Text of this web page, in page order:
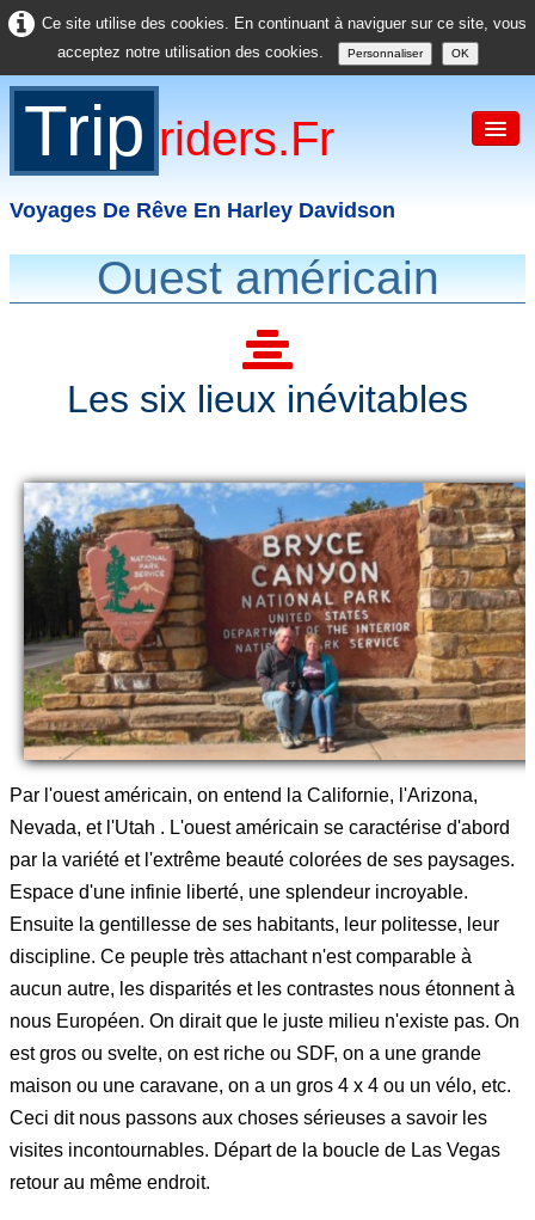
Ce site utilise des cookies. En continuant à naviguer sur ce site, vous
acceptez notre utilisation des cookies.
Personnaliser OK
Trip Riders.fr
Voyages De Rêve En Harley Davidson
Divers
Ouest américain
Les six lieux inévitables
Par l'ouest américain, on entend la Californie, l'Arizona,
Nevada, et l'Utah . L'ouest américain se caractérise d'abord
par la variété et l'extrême beauté colorées de ses paysages.
Espace d'une infinie liberté, une splendeur incroyable.
Ensuite la gentillesse de ses habitants, leur politesse, leur
discipline. Ce peuple très attachant n'est comparable à
aucun autre, les disparités et les contrastes nous étonnent à
nous Européen. On dirait que le juste milieu n'existe pas. On
est gros ou svelte, on est riche ou SDF, on a une grande
maison ou une caravane, on a un gros 4 x 4 ou un vélo, etc.
Ceci dit nous passons aux choses sérieuses a savoir les
visites incontournables. Départ de la boucle de Las Vegas
retour au même endroit.